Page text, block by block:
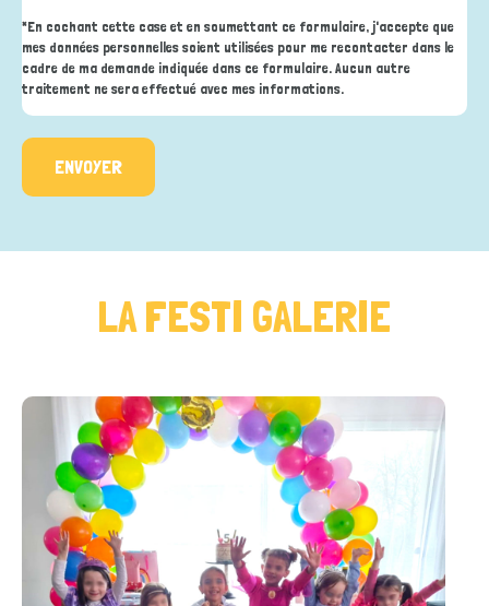
*En cochant cette case et en soumettant ce formulaire, j'accepte que
mes données personnelles soient utilisées pour me recontacter dans le
cadre de ma demande indiquée dans ce formulaire. Aucun autre
traitement ne sera effectué avec mes informations.
LA FESTI GALERIE